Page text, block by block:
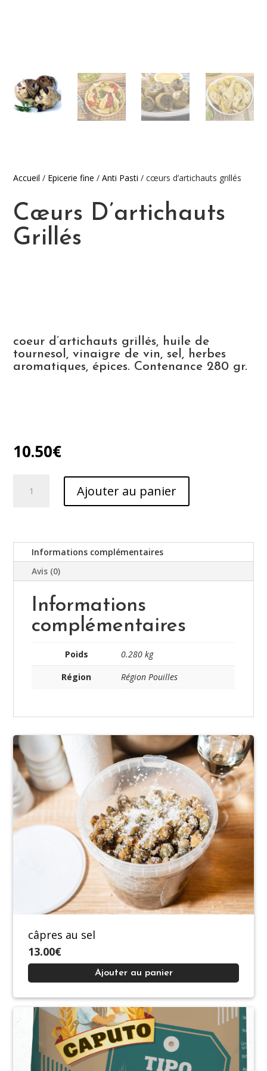
Accueil / Epicerie fine /Anti Pasti / cœurs d’artichauts grillés
Cœurs D’artichauts
Grillés
coeur d’artichauts grillés, huile de
tournesol, vinaigre de vin, sel, herbes
aromatiques, épices. Contenance 280 gr.
10.50€
Ajouter au panier
Informations complémentaires
Avis (0)
Informations
complémentaires
Poids
0.280 kg
Région
Région Pouilles
câpres au sel
13.00€
Ajouter au panier